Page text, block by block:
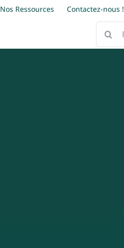
Nos Ressources Contactez-nous !